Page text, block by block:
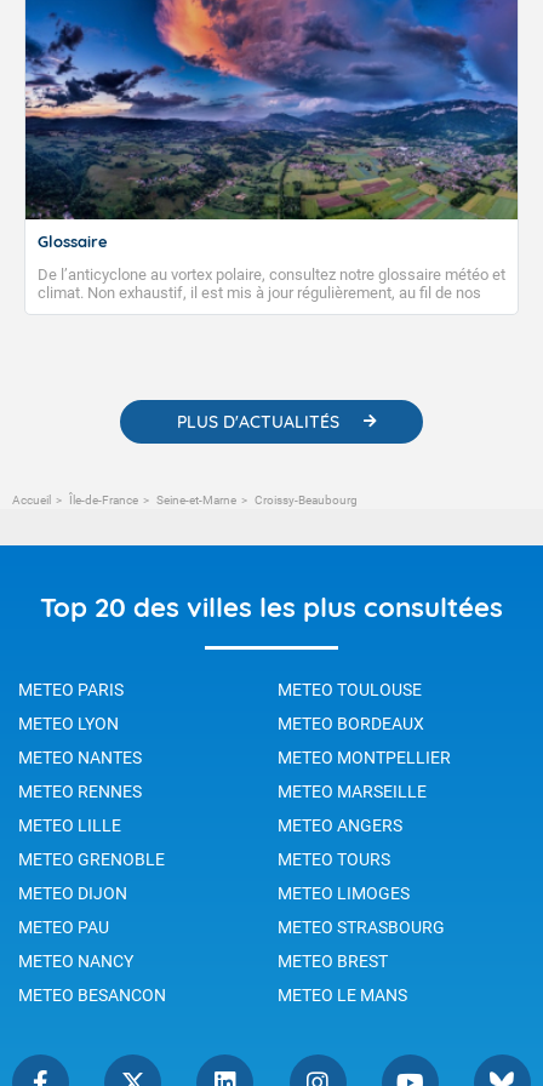
Glossaire
De l’anticyclone au vortex polaire, consultez notre glossaire météo et
climat. Non exhaustif, il est mis à jour régulièrement, au fil de nos
publications. Vous y trouverez également des liens utiles vers nos
PLUS D'ACTUALITÉS
Accueil Île-de-France Seine-et-Marne Croissy-Beaubourg
Top 20 des villes les plus consultées
METEO PARIS
METEO TOULOUSE
METEO LYON
METEO BORDEAUX
METEO NANTES
METEO MONTPELLIER
METEO RENNES
METEO MARSEILLE
METEO LILLE
METEO ANGERS
METEO GRENOBLE
METEO TOURS
METEO DIJON
METEO LIMOGES
METEO PAU
METEO STRASBOURG
METEO NANCY
METEO BREST
METEO BESANCON
METEO LE MANS